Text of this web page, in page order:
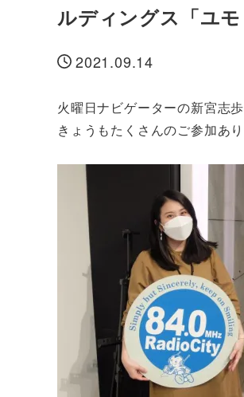
ルディングス「ユモ
投稿日
2021.09.14
火曜日ナビゲーターの新宮志歩
きょうもたくさんのご参加あ